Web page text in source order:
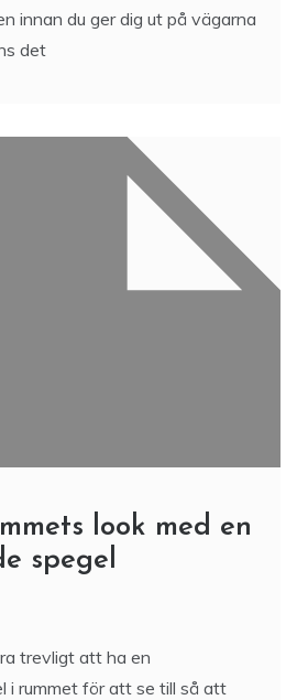
innan du ger dig ut på vägarna
det
look med en
spegel
trevligt att ha en
i rummet för att se till så att